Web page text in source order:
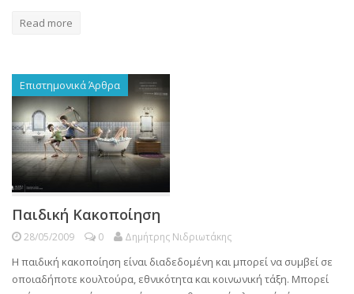
Read more
Επιστημονικά Άρθρα
Παιδική Κακοποίηση
28/05/2009 0 Δημήτρης Νιδριωτάκης
Η παιδική κακοποίηση είναι διαδεδομένη και μπορεί να συμβεί σε
οποιαδήποτε κουλτούρα, εθνικότητα και κοινωνική τάξη. Μπορεί